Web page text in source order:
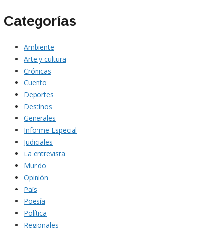
Categorías
Ambiente
Arte y cultura
Crónicas
Cuento
Deportes
Destinos
Generales
Informe Especial
Judiciales
La entrevista
Mundo
Opinión
País
Poesía
Política
Regionales